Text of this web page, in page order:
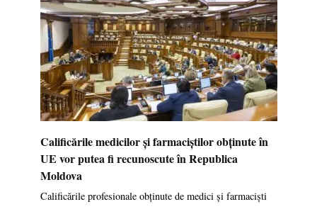
Calificările medicilor și farmaciștilor obținute în
UE vor putea fi recunoscute în Republica
Moldova
Calificările profesionale obținute de medici și farmaciști